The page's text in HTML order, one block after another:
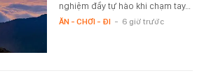
nghiệm đầy tự hào khi chạm tay…
ĂN - CHƠI - ĐI - 6 giờ trước